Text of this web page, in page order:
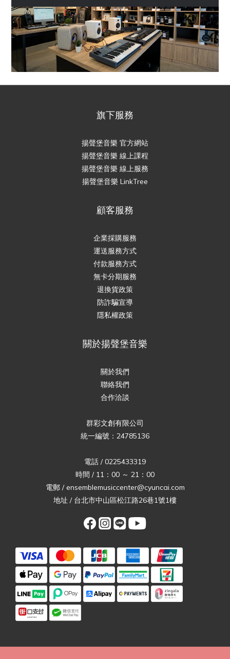
旗下服務
揚聲堡音樂 官方網站
揚聲堡音樂 線上課程
揚聲堡音樂 線上服務
揚聲堡音樂 LinkTree
顧客服務
企業採購服務
運送服務方式
付款服務方式
無卡分期服務
退換貨政策
防詐騙宣導
隱私權政策
關於揚聲堡音樂
關於我們
聯絡我們
合作洽談
群彩文創有限公司
統一編號：24785136
電話 / 0225433319
時間 / 11：00 ～ 21：00
電郵 / ensemblemusiccenter@cyuncai.com
地址 / 台北市中山區松江路26巷1號1樓